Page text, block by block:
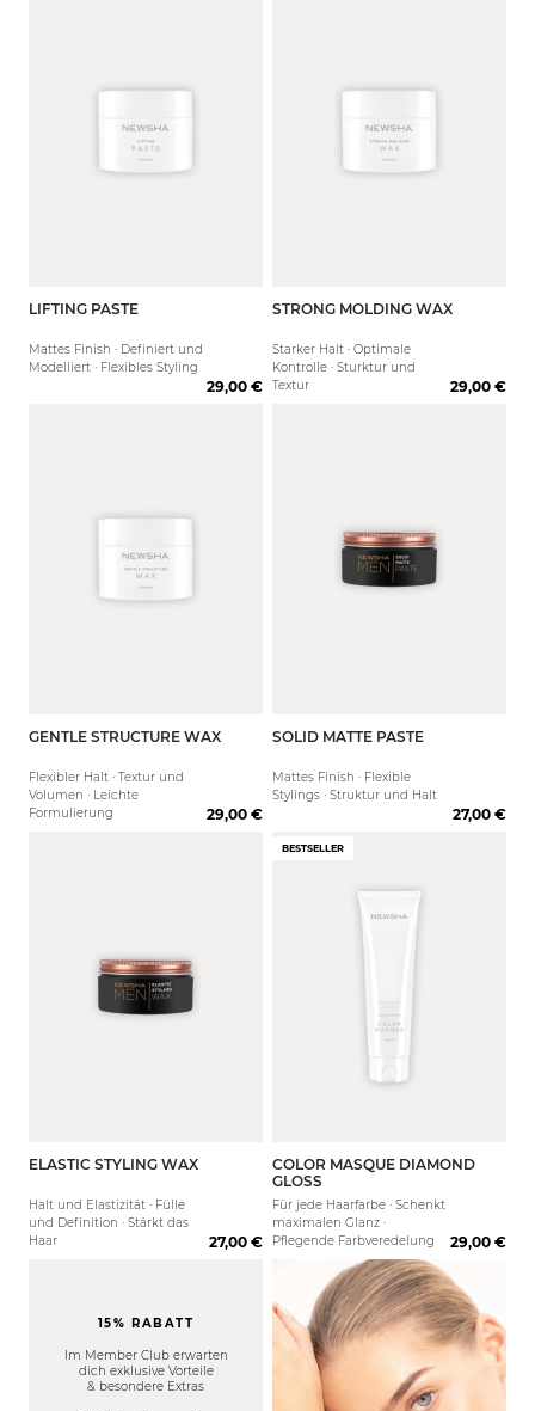
75 ml
LIFTING PASTE
Mattes Finish · Definiert und
Modelliert · Flexibles Styling
29,00 €
75 ml
STRONG MOLDING WAX
Starker Halt · Optimale
Kontrolle · Sturktur und
Textur
29,00 €
75 ml
GENTLE STRUCTURE WAX
Flexibler Halt · Textur und
Volumen · Leichte
Formulierung
29,00 €
SOLID MATTE PASTE
Mattes Finish · Flexible
Stylings · Struktur und Halt
27,00 €
ELASTIC STYLING WAX
Halt und Elastizität · Fülle
und Definition · Stärkt das
Haar
27,00 €
BESTSELLER
50 ml 150 ml
COLOR MASQUE DIAMOND
GLOSS
Für jede Haarfarbe · Schenkt
maximalen Glanz ·
Pflegende Farbveredelung
29,00 €
15% RABATT
Im Member Club erwarten
dich exklusive Vorteile
& besondere Extras